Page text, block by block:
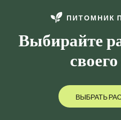
ПИТОМНИК
Выбирайте
ВЫБРАТЬ